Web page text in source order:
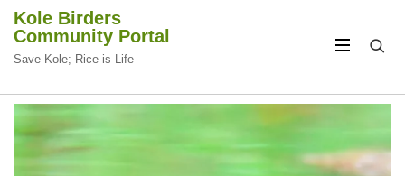
Kole Birders
Community Portal
Save Kole; Rice is Life
CIRCULAR
FOCUS
CIRCULAR
FOCUS